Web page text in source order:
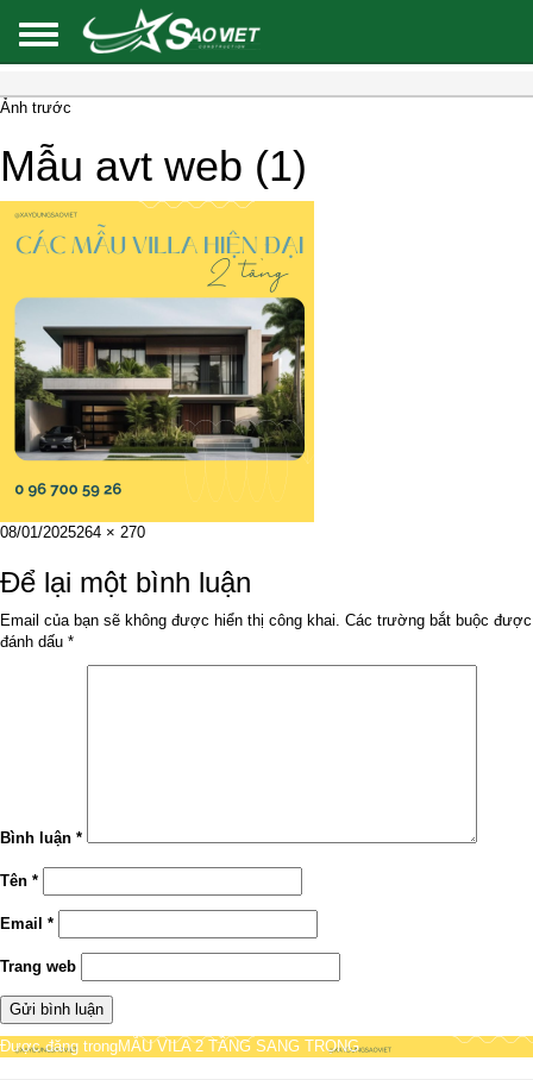
Ảnh trước
Mẫu avt web (1)
Đăng
ngày
08/01/2025Kích
đầy
đủ
264 × 270
Để lại một bình luận
Email của bạn sẽ không được hiển thị công khai. Các trường bắt buộc được
đánh dấu *
Bình luận *
Tên *
Email *
Trang web
Điều
Được đăng trongMẪU VILA 2 TẦNG SANG TRỌNG